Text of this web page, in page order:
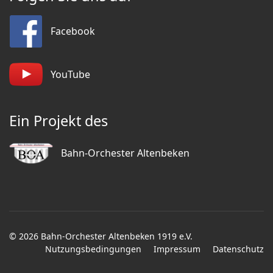
Facebook
YouTube
Ein Projekt des
Bahn-Orchester Altenbeken
© 2026 Bahn-Orchester Altenbeken 1919 e.V.
Nutzungsbedingungen
Impressum Datenschutz